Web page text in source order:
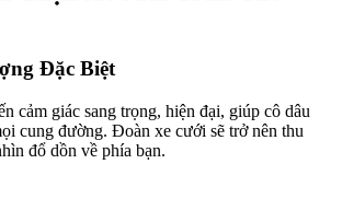
Đặc Biệt
cảm giác sang trọng, hiện đại, giúp cô dâu
cung đường. Đoàn xe cưới sẽ trở nên thu
đổ dồn về phía bạn.